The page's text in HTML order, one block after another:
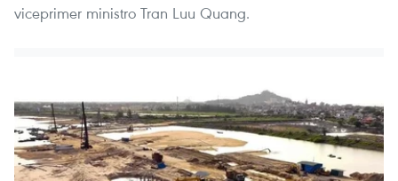
viceprimer ministro Tran Luu Quang.